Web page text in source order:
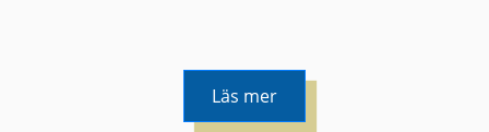
Läs mer